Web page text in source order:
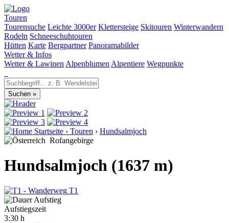
Touren
Tourensuche Leichte 3000er Klettersteige Skitouren Winterwandern
Rodeln Schneeschuhtouren
Hütten Karte Bergpartner Panoramabilder
Wetter & Infos
Wetter & Lawinen Alpenblumen Alpentiere Wegpunkte
Startseite › Touren › Hundsalmjoch
Rofangebirge
Hundsalmjoch (1637 m)
T1
Aufstiegszeit
3:30 h